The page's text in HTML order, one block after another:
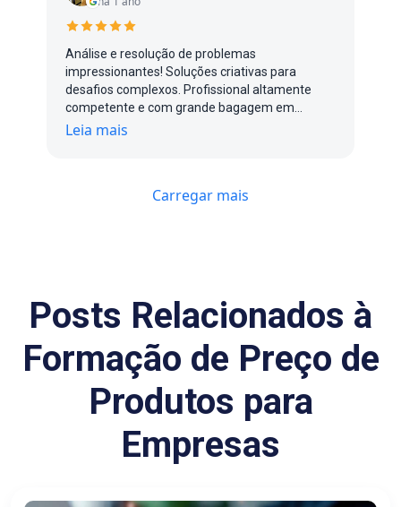
Análise e resolução de problemas
impressionantes! Soluções criativas para
desafios complexos. Profissional altamente
competente e com grande bagagem em
grandes empresas. Foi um grande prazer poder
Leia mais
Carregar mais
Posts Relacionados à
Formação de Preço de
Produtos para
Empresas